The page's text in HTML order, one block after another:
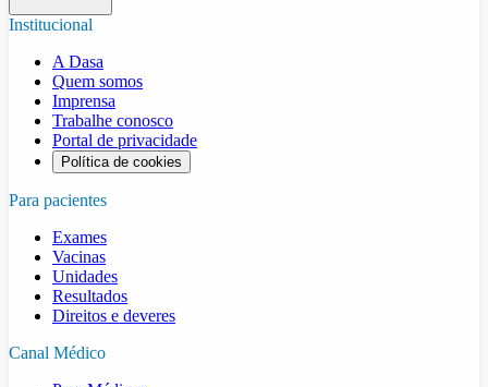
Institucional
A Dasa
Quem somos
Imprensa
Trabalhe conosco
Portal de privacidade
Política de cookies
Para pacientes
Exames
Vacinas
Unidades
Resultados
Direitos e deveres
Canal Médico